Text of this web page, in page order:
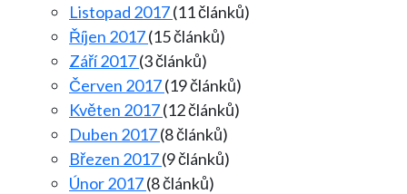
Listopad 2017(11 článků)
Říjen 2017(15 článků)
Září 2017(3 článků)
Červen 2017(19 článků)
Květen 2017(12 článků)
Duben 2017(8 článků)
Březen 2017(9 článků)
Únor 2017(8 článků)